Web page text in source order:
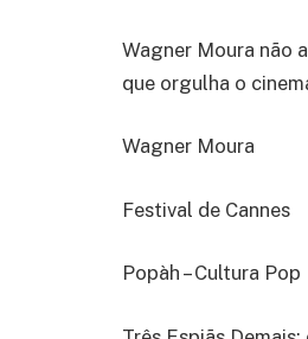
Wagner Moura não
que orgulha o
Wagner Moura
Festival de Cannes
Popàh – Cultura Pop